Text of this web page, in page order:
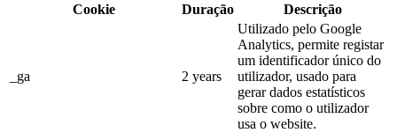
Cookie
Duração Descrição
_ga 2 years
Utilizado pelo Google
Analytics, permite registar
um identificador único do
utilizador, usado para
gerar dados estatísticos
sobre como o utilizador
usa o website.